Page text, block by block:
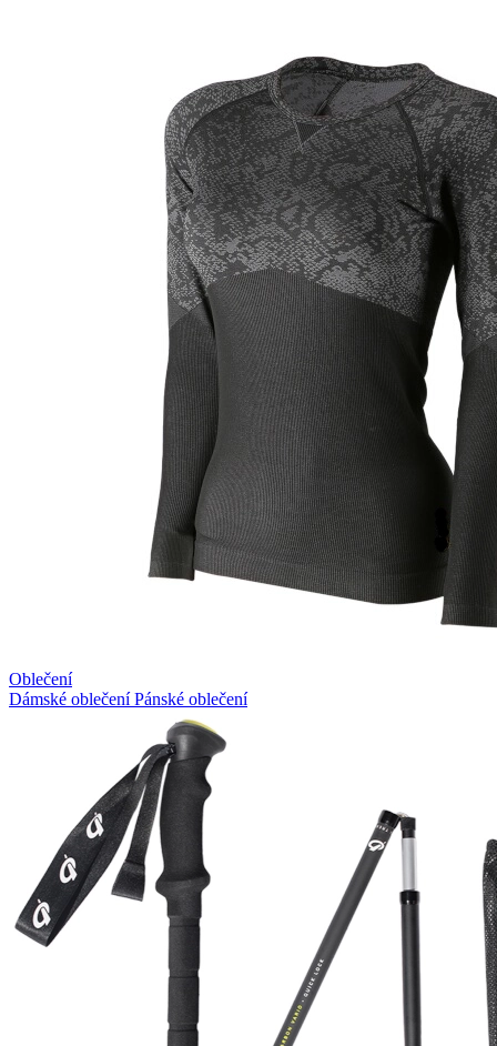
Oblečení
Dámské oblečeníPánské oblečení